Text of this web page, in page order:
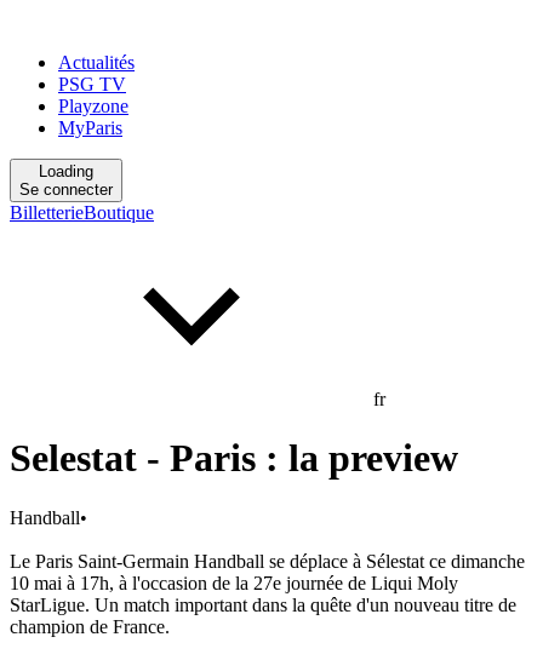
Actualités
PSG TV
Playzone
MyParis
Loading
Se connecter
BilletterieBoutique
fr
Selestat - Paris : la preview
Handball•
Le Paris Saint-Germain Handball se déplace à Sélestat ce dimanche
10 mai à 17h, à l'occasion de la 27e journée de Liqui Moly
StarLigue. Un match important dans la quête d'un nouveau titre de
champion de France.